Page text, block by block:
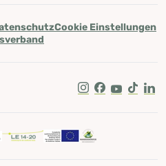
Cookie Einstellungen
Instagram
Facebook
Youtube
Tik Tok